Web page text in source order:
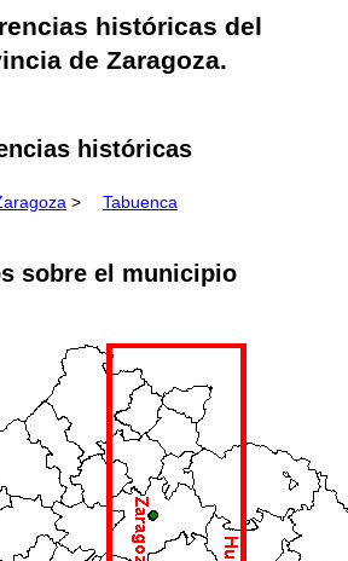
históricas del
de Zaragoza.
históricas
> Tabuenca
sobre el municipio